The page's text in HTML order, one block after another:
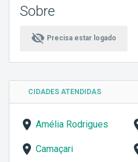
Sobre
visibility_off Precisa estar logado
CIDADES ATENDIDAS
Amélia Rodrigues
Camaçari